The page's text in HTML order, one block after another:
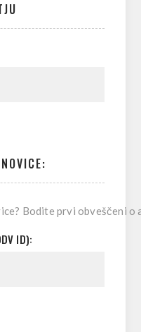
Bodite prvi obveščeni o
ID):